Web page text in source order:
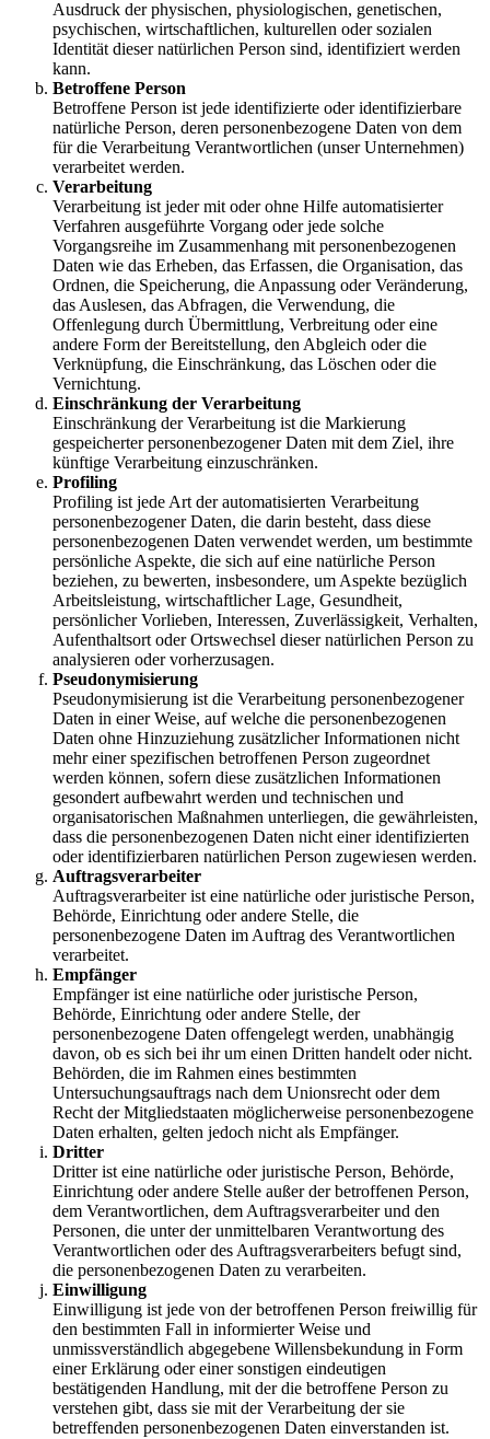
Ausdruck der physischen, physiologischen, genetischen,
psychischen, wirtschaftlichen, kulturellen oder sozialen
Identität dieser natürlichen Person sind, identifiziert werden
kann.
Betroffene Person
Betroffene Person ist jede identifizierte oder identifizierbare
natürliche Person, deren personenbezogene Daten von dem
für die Verarbeitung Verantwortlichen (unser Unternehmen)
verarbeitet werden.
Verarbeitung
Verarbeitung ist jeder mit oder ohne Hilfe automatisierter
Verfahren ausgeführte Vorgang oder jede solche
Vorgangsreihe im Zusammenhang mit personenbezogenen
Daten wie das Erheben, das Erfassen, die Organisation, das
Ordnen, die Speicherung, die Anpassung oder Veränderung,
das Auslesen, das Abfragen, die Verwendung, die
Offenlegung durch Übermittlung, Verbreitung oder eine
andere Form der Bereitstellung, den Abgleich oder die
Verknüpfung, die Einschränkung, das Löschen oder die
Vernichtung.
Einschränkung der Verarbeitung
Einschränkung der Verarbeitung ist die Markierung
gespeicherter personenbezogener Daten mit dem Ziel, ihre
künftige Verarbeitung einzuschränken.
Profiling
Profiling ist jede Art der automatisierten Verarbeitung
personenbezogener Daten, die darin besteht, dass diese
personenbezogenen Daten verwendet werden, um bestimmte
persönliche Aspekte, die sich auf eine natürliche Person
beziehen, zu bewerten, insbesondere, um Aspekte bezüglich
Arbeitsleistung, wirtschaftlicher Lage, Gesundheit,
persönlicher Vorlieben, Interessen, Zuverlässigkeit, Verhalten,
Aufenthaltsort oder Ortswechsel dieser natürlichen Person zu
analysieren oder vorherzusagen.
Pseudonymisierung
Pseudonymisierung ist die Verarbeitung personenbezogener
Daten in einer Weise, auf welche die personenbezogenen
Daten ohne Hinzuziehung zusätzlicher Informationen nicht
mehr einer spezifischen betroffenen Person zugeordnet
werden können, sofern diese zusätzlichen Informationen
gesondert aufbewahrt werden und technischen und
organisatorischen Maßnahmen unterliegen, die gewährleisten,
dass die personenbezogenen Daten nicht einer identifizierten
oder identifizierbaren natürlichen Person zugewiesen werden.
Auftragsverarbeiter
Auftragsverarbeiter ist eine natürliche oder juristische Person,
Behörde, Einrichtung oder andere Stelle, die
personenbezogene Daten im Auftrag des Verantwortlichen
verarbeitet.
Empfänger
Empfänger ist eine natürliche oder juristische Person,
Behörde, Einrichtung oder andere Stelle, der
personenbezogene Daten offengelegt werden, unabhängig
davon, ob es sich bei ihr um einen Dritten handelt oder nicht.
Behörden, die im Rahmen eines bestimmten
Untersuchungsauftrags nach dem Unionsrecht oder dem
Recht der Mitgliedstaaten möglicherweise personenbezogene
Daten erhalten, gelten jedoch nicht als Empfänger.
Dritter
Dritter ist eine natürliche oder juristische Person, Behörde,
Einrichtung oder andere Stelle außer der betroffenen Person,
dem Verantwortlichen, dem Auftragsverarbeiter und den
Personen, die unter der unmittelbaren Verantwortung des
Verantwortlichen oder des Auftragsverarbeiters befugt sind,
die personenbezogenen Daten zu verarbeiten.
Einwilligung
Einwilligung ist jede von der betroffenen Person freiwillig für
den bestimmten Fall in informierter Weise und
unmissverständlich abgegebene Willensbekundung in Form
einer Erklärung oder einer sonstigen eindeutigen
bestätigenden Handlung, mit der die betroffene Person zu
verstehen gibt, dass sie mit der Verarbeitung der sie
betreffenden personenbezogenen Daten einverstanden ist.